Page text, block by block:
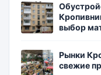
выбор
Рынки
свежие